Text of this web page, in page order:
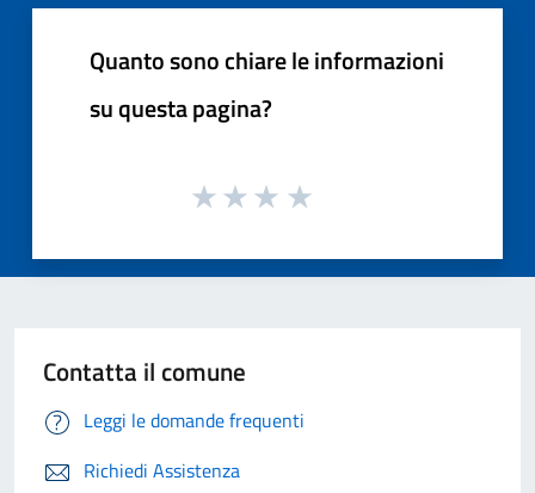
Quanto sono chiare le informazioni
su questa pagina?
Contatta il comune
Leggi le domande frequenti
Richiedi Assistenza